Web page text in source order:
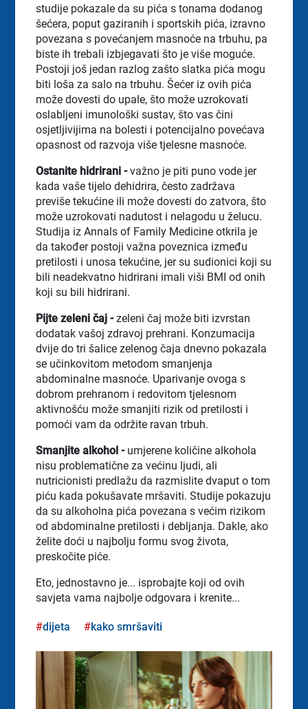
studije pokazale da su pića s tonama dodanog
šećera, poput gaziranih i sportskih pića, izravno
povezana s povećanjem masnoće na trbuhu, pa
biste ih trebali izbjegavati što je više moguće.
Postoji još jedan razlog zašto slatka pića mogu
biti loša za salo na trbuhu. Šećer iz ovih pića
može dovesti do upale, što može uzrokovati
oslabljeni imunološki sustav, što vas čini
osjetljivijima na bolesti i potencijalno povećava
opasnost od razvoja više tjelesne masnoće.
Ostanite hidrirani -važno je piti puno vode jer
kada vaše tijelo dehidrira, često zadržava
previše tekućine ili može dovesti do zatvora, što
može uzrokovati nadutost i nelagodu u želucu.
Studija iz Annals of Family Medicine otkrila je
da također postoji važna poveznica između
pretilosti i unosa tekućine, jer su sudionici koji su
bili neadekvatno hidrirani imali viši BMI od onih
koji su bili hidrirani.
Pijte zeleni čaj -zeleni čaj može biti izvrstan
dodatak vašoj zdravoj prehrani. Konzumacija
dvije do tri šalice zelenog čaja dnevno pokazala
se učinkovitom metodom smanjenja
abdominalne masnoće. Uparivanje ovoga s
dobrom prehranom i redovitom tjelesnom
aktivnošću može smanjiti rizik od pretilosti i
pomoći vam da održite ravan trbuh.
Smanjite alkohol -umjerene količine alkohola
nisu problematične za većinu ljudi, ali
nutricionisti predlažu da razmislite dvaput o tom
piću kada pokušavate mršaviti. Studije pokazuju
da su alkoholna pića povezana s većim rizikom
od abdominalne pretilosti i debljanja. Dakle, ako
želite doći u najbolju formu svog života,
preskočite piće.
Eto, jednostavno je... isprobajte koji od ovih
savjeta vama najbolje odgovara i krenite...
dijeta kako smršaviti